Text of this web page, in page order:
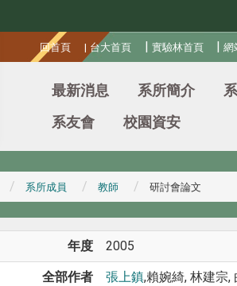
回首頁 | 台大首頁 | 實驗林首頁 |網
最新消息 系所簡介
系友會
校園資安
系所成員 教師 研討會論文
年度 2005
全部作者 張上鎮,賴婉綺, 林建宗,